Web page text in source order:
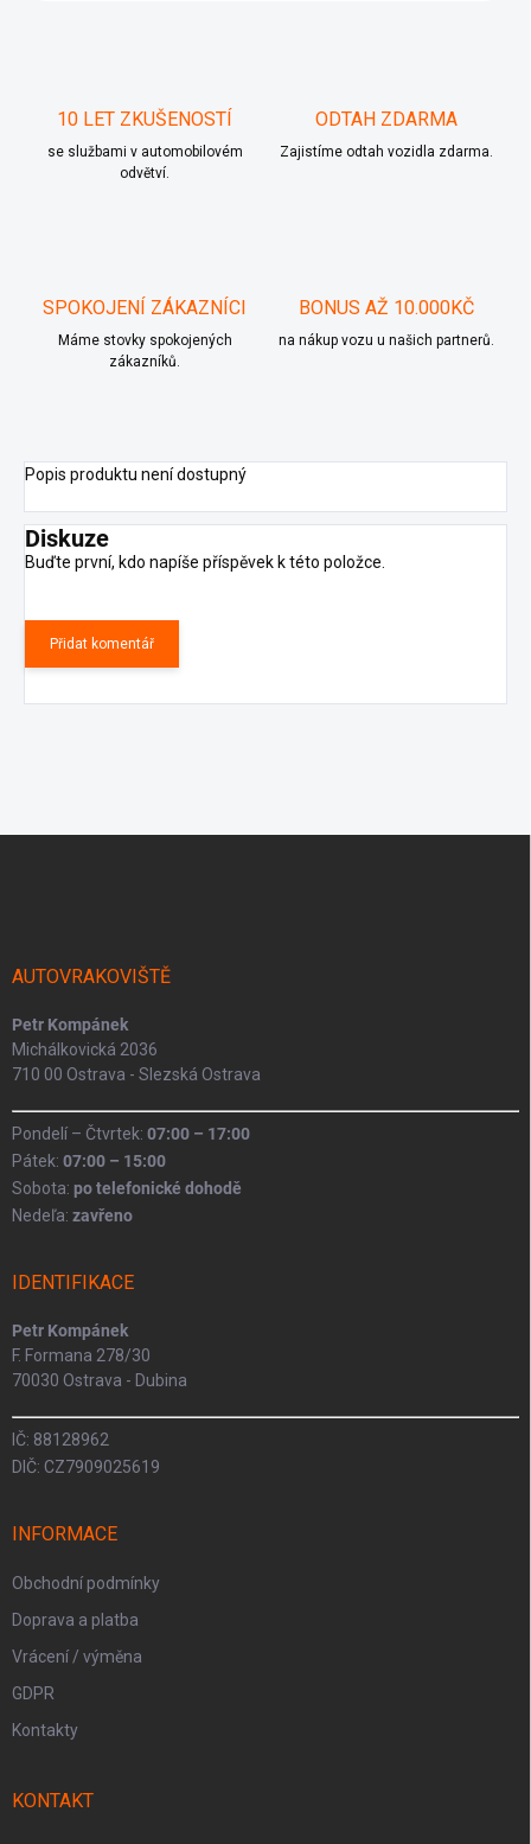
10 LET ZKUŠENOSTÍ
se službami v automobilovém
odvětví.
ODTAH ZDARMA
Zajistíme odtah vozidla zdarma.
SPOKOJENÍ ZÁKAZNÍCI
Máme stovky spokojených
zákazníků.
BONUS AŽ 10.000KČ
na nákup vozu u našich partnerů.
Popis produktu není dostupný
Diskuze
Buďte první, kdo napíše příspěvek k této položce.
Přidat komentář
AUTOVRAKOVIŠTĚ
Petr Kompánek
Michálkovická 2036
710 00 Ostrava - Slezská Ostrava
Pondelí – Čtvrtek: 07:00 – 17:00
Pátek: 07:00 – 15:00
Sobota: po telefonické dohodě
Nedeľa: zavřeno
IDENTIFIKACE
Petr Kompánek
F. Formana 278/30
70030 Ostrava - Dubina
IČ: 88128962
DIČ: CZ7909025619
INFORMACE
Obchodní podmínky
Doprava a platba
Vrácení / výměna
GDPR
Kontakty
KONTAKT